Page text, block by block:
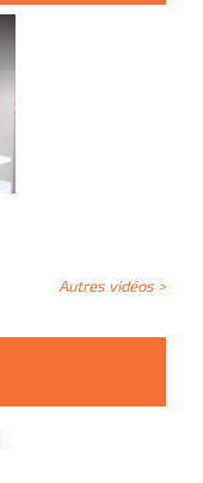
Autres vidéos >